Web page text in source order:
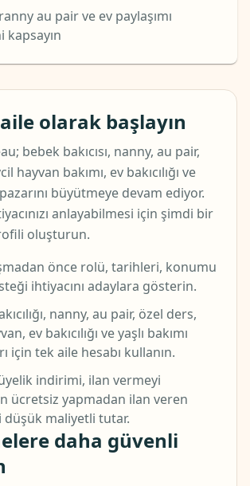
au pair ve ev paylaşımı
kapsayın
olarak başlayın
bebek bakıcısı, nanny, au pair,
hayvan bakımı, ev bakıcılığı ve
pazarını büyütmeye devam ediyor.
anlayabilmesi için şimdi bir
oluşturun.
önce rolü, tarihleri, konumu
ihtiyacını adaylara gösterin.
nanny, au pair, özel ders,
ev bakıcılığı ve yaşlı bakımı
için tek aile hesabı kullanın.
indirimi, ilan vermeyi
ücretsiz yapmadan ilan veren
düşük maliyetli tutar.
daha güvenli